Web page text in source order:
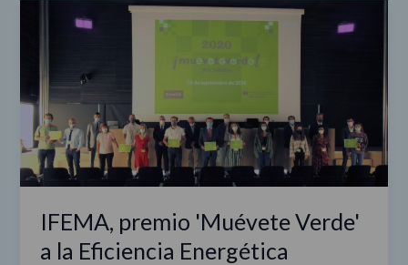
IFEMA, premio 'Muévete Verde'
a la Eficiencia Energética
premio
a
la
Eficiencia
Energética